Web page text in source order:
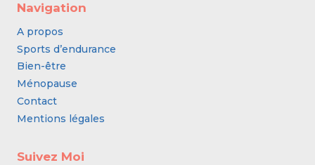
Navigation
A propos
Sports d’endurance
Bien-être
Ménopause
Contact
Mentions légales
Suivez Moi